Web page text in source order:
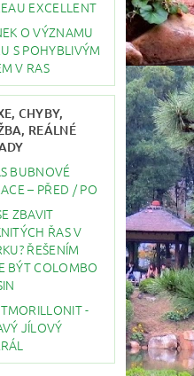
EXCELLENT
O VÝZNAMU
S POHYBLIVÝM
V RAS
CHYBY,
REÁLNÉ
BUBNOVÉ
– PŘED / PO
ZBAVIT
ŘAS V
ŘEŠENÍM
BÝT COLOMBO
-
JÍLOVÝ